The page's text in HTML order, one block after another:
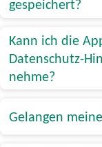
gespeichert?
Kann ich die
Datenschutz-
nehme?
Gelangen